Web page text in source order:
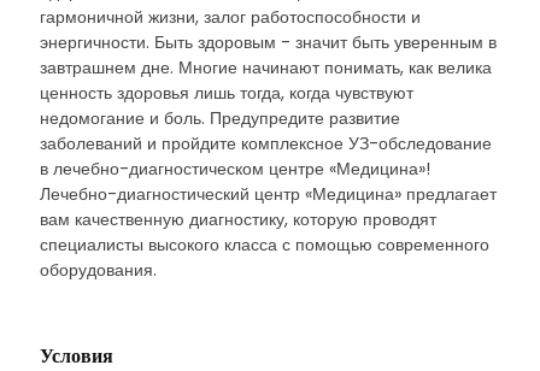
гармоничной жизни, залог работоспособности и
энергичности. Быть здоровым - значит быть уверенным в
завтрашнем дне. Многие начинают понимать, как велика
ценность здоровья лишь тогда, когда чувствуют
недомогание и боль. Предупредите развитие
заболеваний и пройдите комплексное УЗ-обследование
в лечебно-диагностическом центре «Медицина»!
Лечебно-диагностический центр «Медицина» предлагает
вам качественную диагностику, которую проводят
специалисты высокого класса с помощью современного
оборудования.
Условия